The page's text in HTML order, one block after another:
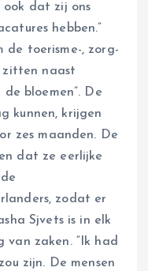
ook dat zij ons
hebben.”
de toerisme-, zorg-
zitten naast
bloemen”. De
kunnen, krijgen
zes maanden. De
dat ze eerlijke
zodat er
Sjvets is in elk
van zaken. “Ik had
zijn. De mensen